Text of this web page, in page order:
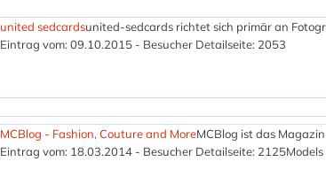
united sedcardsunited-sedcards richtet sich primär an
Eintrag vom: 09.10.2015 - Besucher Detailseite: 2053
MCBlog - Fashion, Couture and MoreMCBlog ist das
Eintrag vom: 18.03.2014 - Besucher Detailseite: 2125